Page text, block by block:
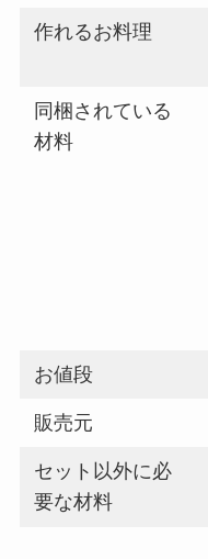
作れるお料理
同梱されている
材料
お値段
販売元
セット以外に必
要な材料